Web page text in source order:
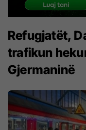
Refugjatët,
trafikun
Gjermaninë